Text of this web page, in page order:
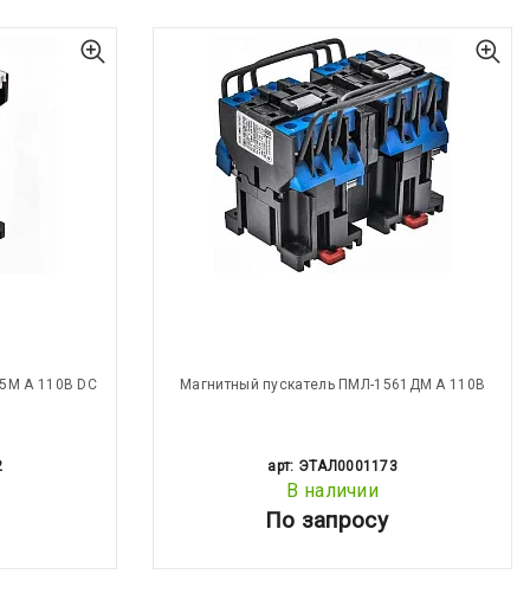
А 110В DC Магнитный пускатель ПМЛ-1561ДМ А 110В
арт: ЭТАЛ0001173
В наличии
По запросу